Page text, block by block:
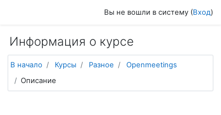
Вы не вошли в систему (Вход)
Информация о курсе
В начало Курсы Разное
Openmeetings
Описание